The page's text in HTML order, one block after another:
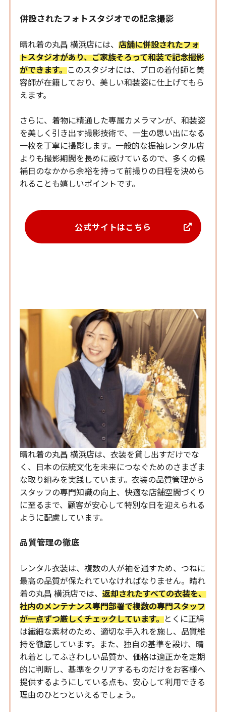
併設されたフォトスタジオでの記念撮影
晴れ着の丸昌 横浜店には、 店舗に併設されたフォ
トスタジオがあり、ご家族そろって和装で記念撮影
ができます。このスタジオには、プロの着付師と美
容師が在籍しており、美しい和装姿に仕上げてもら
えます。
さらに、着物に精通した専属カメラマンが、和装姿
を美しく引き出す撮影技術で、一生の思い出になる
一枚を丁寧に撮影します。一般的な振袖レンタル店
よりも撮影期間を長めに設けているので、多くの候
補日のなかから余裕を持って前撮りの日程を決めら
れることも嬉しいポイントです。
公式サイトはこちら
晴れ着の丸昌 横浜店は、衣装を貸し出すだけでな
く、日本の伝統文化を未来につなぐためのさまざま
な取り組みを実践しています。衣装の品質管理から
スタッフの専門知識の向上、快適な店舗空間づくり
に至るまで、顧客が安心して特別な日を迎えられる
ように配慮しています。
品質管理の徹底
レンタル衣装は、複数の人が袖を通すため、つねに
最高の品質が保たれていなければなりません。晴れ
着の丸昌 横浜店では、 返却されたすべての衣装を、
社内のメンテナンス専門部署で複数の専門スタッフ
が一点ずつ厳しくチェックしています。とくに正絹
は繊細な素材のため、適切な手入れを施し、品質維
持を徹底しています。また、独自の基準を設け、晴
れ着としてふさわしい品質か、価格は適正かを定期
的に判断し、基準をクリアするものだけをお客様へ
提供するようにしている点も、安心して利用できる
理由のひとつといえるでしょう。